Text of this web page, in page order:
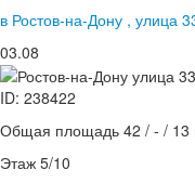
в Ростов-на-Дону , улица
03.08
ID: 238422
Общая площадь 42 / - / 13
Этаж 5/10